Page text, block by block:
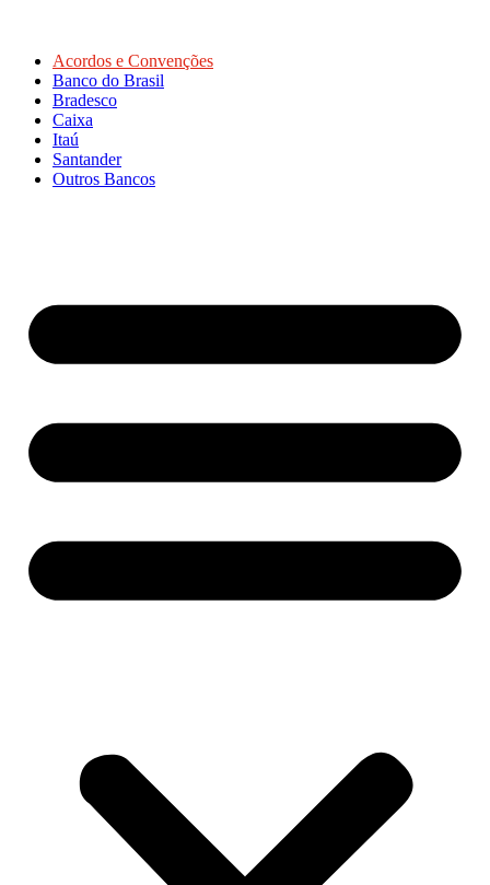
Acordos e Convenções
Banco do Brasil
Bradesco
Caixa
Itaú
Santander
Outros Bancos